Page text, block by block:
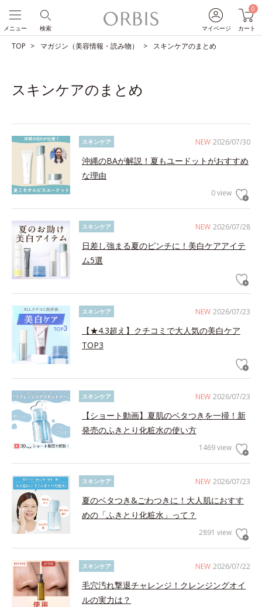
マイページ
0
カート
検索
メニュー
TOP マガジン（美容情報・読み物） スキンケアのまとめ
スキンケアのまとめ
NEW 2026/07/30
スキンケア
沖縄のBAが解説！夏もユードットがおすすめ
な理由
0 view
NEW 2026/07/28
スキンケア
日差し強まる夏のピンチに！美白ケアアイテ
ム5選
NEW 2026/07/23
スキンケア
【★4.3超え】クチコミで大人気の美白ケア
TOP3
NEW 2026/07/23
スキンケア
【ショート動画】夏肌のベタつきを一掃！新
発売のふきとり化粧水の使い方
1469 view
NEW 2026/07/23
スキンケア
夏のベタつき&ごわつきに！大人肌におすす
めの「ふきとり化粧水」って？
2891 view
NEW 2026/07/22
スキンケア
毛穴汚れ撃退チャレンジ！クレンジングオイ
ルの実力は？